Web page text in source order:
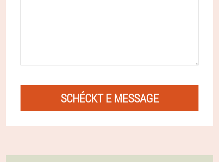
SCHÉCKT E MESSAGE